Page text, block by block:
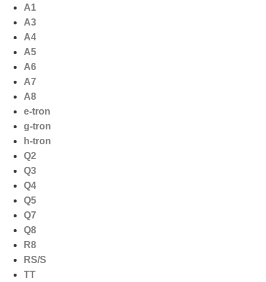
naar
inhoud
A1
A3
A4
A5
A6
A7
A8
e-tron
g-tron
h-tron
Q2
Q3
Q4
Q5
Q7
Q8
R8
RS/S
TT